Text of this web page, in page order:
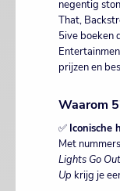
negentig
That,
5ive boeken
prijzen en
Waarom
✅ Iconische
Met
Lights Go Out
Up krijg je